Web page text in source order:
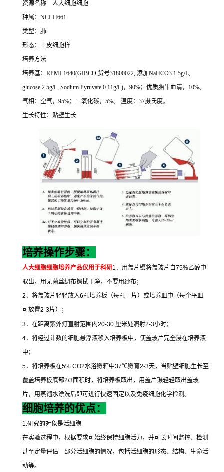
资源名称 人大细胞细胞
种属： NCI-H661
类型：肺
形态：上皮细胞样
培养方法
培养基： RPMI-1640(GIBCO,货号31800022, 添加NaHCO3 1.5g/L,
glucose 2.5g/L, Sodium Pyruvate 0.11g/L)， 90%；优质胎牛血清， 10%。
气相：空气， 95%；二氧化碳， 5%。 温度： 37摄氏度。
生长特性：贴壁生长
培养操作步骤：
人大细胞细胞培养产品仅用于科研1 ．用盖片镊将盖玻片自75%乙醇中
取出，用无菌丝绸布擦拭干净，不要用纱布；
2 ．将盖玻片轻轻放入6孔培养板（每孔一片）或培养皿中（每个平皿
可放置2-3片）；
3．在距离紫外灯直射范围内20-30 厘米处照射2-3小时；
4．将经过计数的细胞悬浮液移入培养板中，使盖玻片完全浸在培养液
中；
5．将培养板在5% CO2水浴孵箱中37℃孵育2-3天，当贴壁细胞生长至
覆盖培养板底部2/3面积时，将培养板取出，用盖片镊轻轻取出盖玻
片，用蒸馏水漂洗后即可进行快速固定以及免疫细胞化学检测。
细胞培养的优点：
1.研究的对象是活细胞
在实验过程中，根据要求可始终保持细胞活力，并可长时间监控、检测
甚至定量评估一部分活细胞的情况，包括活细胞的形态、结构、生命活
动等。